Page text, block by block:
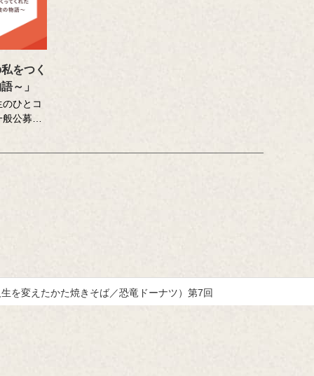
をつく
～」
ひとコ
公募の
とてもお
を変えたかた焼きそば／恐竜ドーナツ）第7回